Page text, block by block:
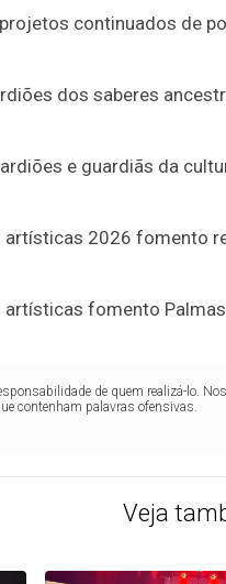
continuados de
dos saberes
e guardiãs da
artísticas 2026 fomento
artísticas fomento
de quem realizá-lo.
contenham palavras ofensivas.
Veja